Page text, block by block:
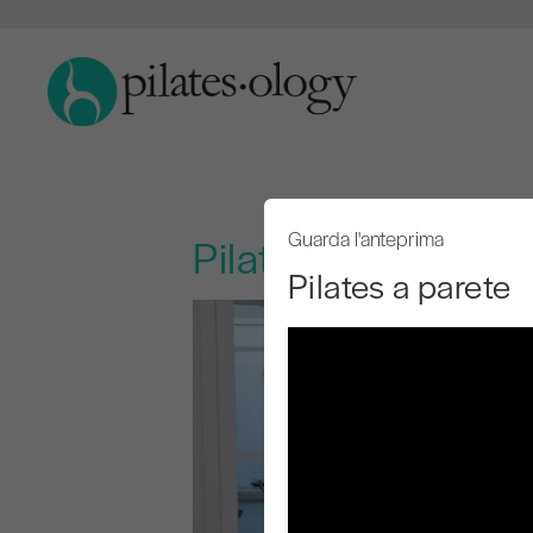
Pilates a parete
Guarda l'anteprima
Pilates a parete